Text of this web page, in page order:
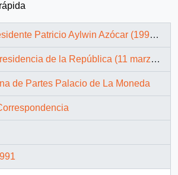
Patricio Aylwin Azócar (1990-1994)
de la República (11 marzo 1990 – 11 marzo 1994)
de Partes Palacio de La Moneda